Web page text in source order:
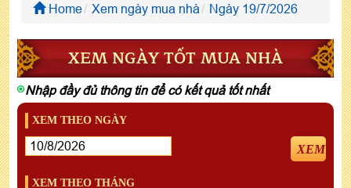
Home Xem ngày mua nhà Ngày 19/7/2026
XEM NGÀY TỐT MUA NHÀ
Nhập đầy đủ thông tin để có kết quả tốt nhất
XEM THEO NGÀY
XEM
XEM THEO THÁNG